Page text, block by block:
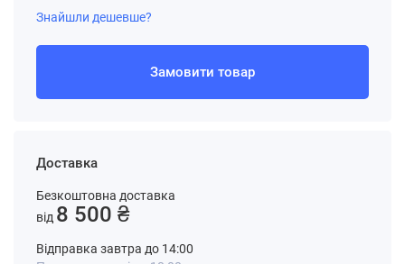
Доставка
Безкоштовна доставка
від 8 500 ₴
Відправка завтра до 14:00
Знайшли дешевше?
Замовити товар